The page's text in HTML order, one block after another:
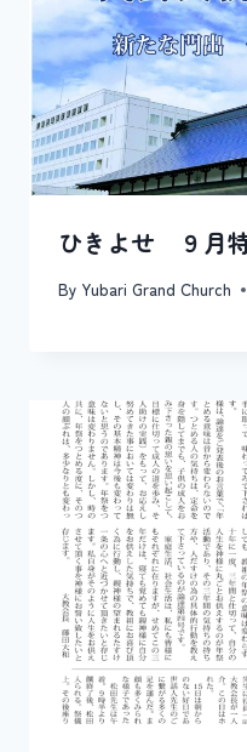
ひきよせ ９月
By Yubari Grand Church